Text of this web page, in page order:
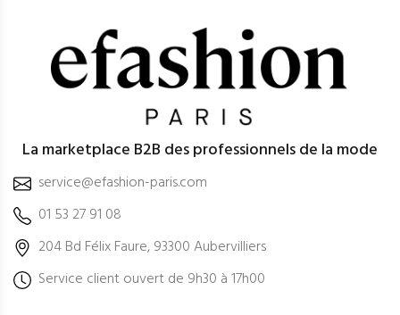
La marketplace B2B des professionnels de la mode
service@efashion-paris.com
01 53 27 91 08
204 Bd Félix Faure, 93300 Aubervilliers
Service client ouvert de 9h30 à 17h00